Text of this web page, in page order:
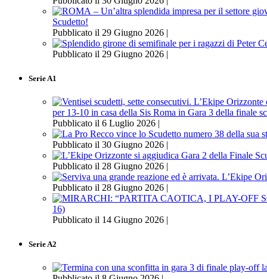
Scudetto!
Pubblicato il 29 Giugno 2026 |
Pubblicato il 29 Giugno 2026 |
Serie A1
per 13-10 in casa della Sis Roma in Gara 3 della finale
Pubblicato il 6 Luglio 2026 |
Pubblicato il 30 Giugno 2026 |
Pubblicato il 28 Giugno 2026 |
Pubblicato il 28 Giugno 2026 |
16)
Pubblicato il 14 Giugno 2026 |
Serie A2